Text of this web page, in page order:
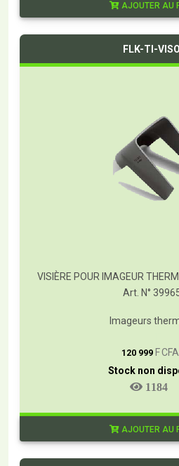
AJOUTER AU
FLK-TI-
VISIÈRE POUR IMAGEUR
Art. N°
Imageurs
120 999 F
Stock non
1184
AJOUTER AU